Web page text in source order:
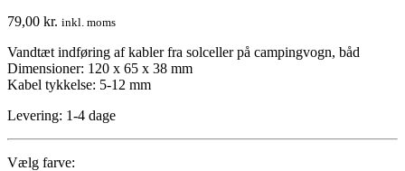
79,00 kr. inkl. moms
Vandtæt indføring af kabler fra solceller på campingvogn, båd
Dimensioner: 120 x 65 x 38 mm
Kabel tykkelse: 5-12 mm
Levering: 1-4 dage
Vælg farve: